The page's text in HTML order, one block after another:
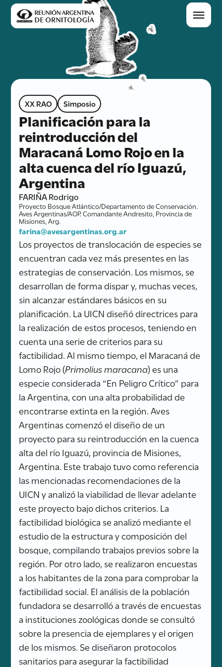
XX RAO Simposio
Planificación para la
reintroducción del
Maracaná Lomo Rojo en la
alta cuenca del río Iguazú,
Argentina
FARIÑA Rodrigo
Proyecto Bosque Atlántico/Departamento de Conservación.
Aves Argentinas/AOP. Comandante Andresito, Provincia de
Misiones, Arg.
farina@avesargentinas.org.ar
Los proyectos de translocación de especies se
encuentran cada vez más presentes en las
estrategias de conservación. Los mismos, se
desarrollan de forma dispar y, muchas veces,
sin alcanzar estándares básicos en su
planificación. La UICN diseñó directrices para
la realización de estos procesos, teniendo en
cuenta una serie de criterios para su
factibilidad. Al mismo tiempo, el Maracaná de
Lomo Rojo (Primolius maracana) es una
especie considerada “En Peligro Crítico” para
la Argentina, con una alta probabilidad de
encontrarse extinta en la región. Aves
Argentinas comenzó el diseño de un
proyecto para su reintroducción en la cuenca
alta del río Iguazú, provincia de Misiones,
Argentina. Este trabajo tuvo como referencia
las mencionadas recomendaciones de la
UICN y analizó la viabilidad de llevar adelante
este proyecto bajo dichos criterios. La
factibilidad biológica se analizó mediante el
estudio de la estructura y composición del
bosque, compilando trabajos previos sobre la
región. Por otro lado, se realizaron encuestas
a los habitantes de la zona para comprobar la
factibilidad social. El análisis de la población
fundadora se desarrolló a través de encuestas
a instituciones zoológicas donde se consultó
sobre la presencia de ejemplares y el origen
de los mismos. Se diseñaron protocolos
sanitarios para asegurar la factibilidad